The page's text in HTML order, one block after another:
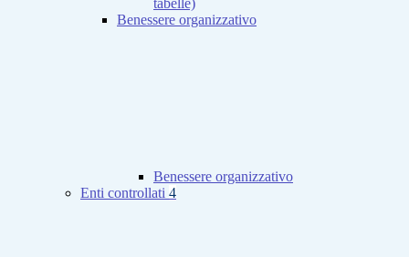
tabelle)
Benessere organizzativo
Benessere organizzativo
Enti controllati 4